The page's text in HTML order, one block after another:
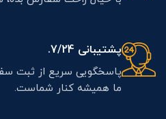
پشتیبانی 7/24.
پاسخگویی سریع از ثبت
ما همیشه کنار شماست.